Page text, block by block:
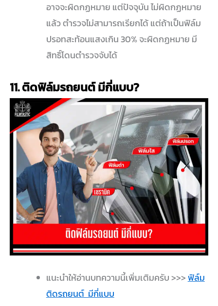
อาจจะผิดกฏหมาย แต่ปัจจุบัน ไม่ผิดกฏหมาย
แล้ว ตำรวจไม่สามารถเรียกได้ แต่ถ้าเป็นฟิล์ม
ปรอทสะท้อนแสงเกิน 30% จะผิดกฏหมาย มี
สิทธิ์โดนตำรวจจับได้
11. ติดฟิล์มรถยนต์ มีกี่แบบ?
แนะนำให้อ่านบทความนี้เพิ่มเติมครับ >>>ฟิล์ม
ติดรถยนต์ มีกี่แบบ